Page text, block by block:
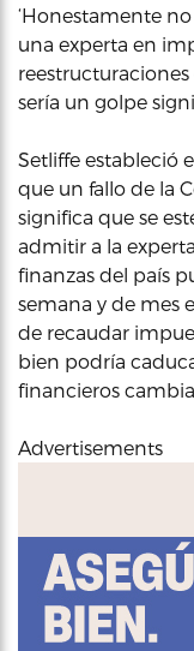
‘Honestamente
una experta en
sería un golpe
Setliffe estableció
que un fallo de la
significa que se
admitir a la
finanzas del país
semana y de mes
de recaudar
bien podría
financieros
Advertisements